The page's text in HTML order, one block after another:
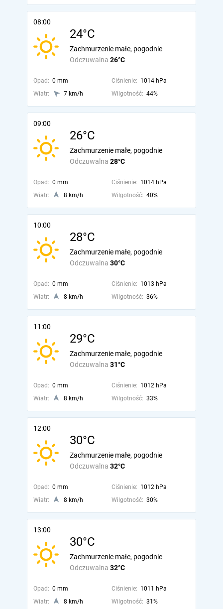
08:00
24°C
Odczuwalna 26°C
Zachmurzenie małe, pogodnie
Opad: 0 mm Ciśnienie: 1014 hPa
Wiatr:
7 km/h Wilgotność: 44%
09:00
26°C
Odczuwalna 28°C
Zachmurzenie małe, pogodnie
Opad: 0 mm Ciśnienie: 1014 hPa
Wiatr:
8 km/h Wilgotność: 40%
10:00
28°C
Odczuwalna 30°C
Zachmurzenie małe, pogodnie
Opad: 0 mm Ciśnienie: 1013 hPa
Wiatr:
8 km/h Wilgotność: 36%
11:00
29°C
Odczuwalna 31°C
Zachmurzenie małe, pogodnie
Opad: 0 mm Ciśnienie: 1012 hPa
Wiatr:
8 km/h Wilgotność: 33%
12:00
30°C
Odczuwalna 32°C
Zachmurzenie małe, pogodnie
Opad: 0 mm Ciśnienie: 1012 hPa
Wiatr:
8 km/h Wilgotność: 30%
13:00
30°C
Odczuwalna 32°C
Zachmurzenie małe, pogodnie
Opad: 0 mm Ciśnienie: 1011 hPa
Wiatr:
8 km/h Wilgotność: 31%